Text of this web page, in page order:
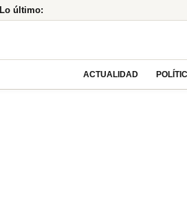
Lo último:
ACTUALIDAD